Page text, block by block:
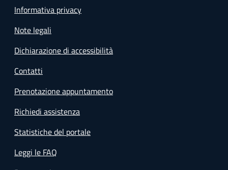
Informativa privacy
Note legali
Dichiarazione di accessibilità
Contatti
Prenotazione appuntamento
Richiedi assistenza
Statistiche del portale
Leggi le FAQ